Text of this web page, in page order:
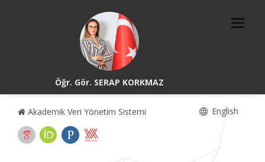
Öğr. Gör. SERAP KORKMAZ
Akademik Veri Yönetim Sistemi English